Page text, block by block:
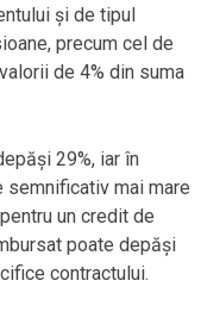
și de tipul
precum cel de
de 4% din suma
29%, iar în
mai mare
un credit de
poate depăși
contractului.